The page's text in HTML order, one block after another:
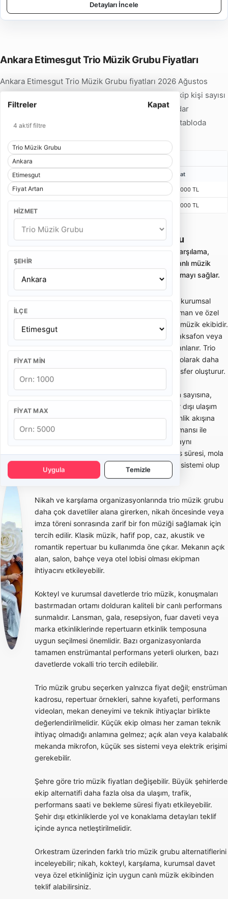
Filtreler Kapat
4 aktif filtre
Trio Müzik Grubu
Ankara
Etimesgut
Fiyat Artan
HIZMET
ŞEHIR
İLÇE
FIYAT MIN
FIYAT MAX
Uygula Temizle
Detayları İncele
Ankara Etimesgut Trio Müzik Grubu Fiyatları
Ankara Etimesgut Trio Müzik Grubu fiyatları 2026 Ağustos
ayında 12.000 TL'den başlamaktadır. Hizmet tipi, ekip kişi sayısı
ve program süresine göre fiyatlar 15.000 TL'ye kadar
çıkabilmektedir. Detaylı fiyat örneklerini aşağıdaki tabloda
Karşılama Trio Müzik Grubu Fiyatları
Kişi Fiyat
2 Kişi 12.000 TL
15.000 TL
Ankara Etimesgut Trio Müzik Grubu
Trio müzik grubu kiralama; nikah, kokteyl, karşılama,
kurumsal davet ve özel etkinliklerde zarif canlı müzik
sunan profesyonel küçük ekipleri karşılaştırmayı sağlar.
Trio müzik grubu; nikah, kokteyl, karşılama, kurumsal
davet, otel etkinliği, restoran programı, lansman ve özel
kutlamalarda zarif canlı müzik sunan küçük müzik ekibidir.
Genellikle keman, çello, piyano, gitar, flüt, saksafon veya
vokal gibi enstrüman kombinasyonlarıyla planlanır. Trio
ekipleri büyük sahne orkestralarından farklı olarak daha
sade, şık ve ortam müziğine uygun bir atmosfer oluşturur.
Trio müzik grubu fiyatları; ekipteki müzisyen sayısına,
performans süresine, repertuar türüne, şehir dışı ulaşım
ihtiyacına, ses sistemi gereksinimine ve etkinlik akışına
göre değişir. Kısa bir nikah karşılama performansı ile
kokteyl boyunca süren canlı müzik hizmeti aynı
kapsamda değildir. Teklif alırken performans süresi, mola
düzeni, istenen müzik türü ve mekanda ses sistemi olup
olmadığı netleştirilmelidir.
Nikah ve karşılama organizasyonlarında trio müzik grubu
daha çok davetliler alana girerken, nikah öncesinde veya
imza töreni sonrasında zarif bir fon müziği sağlamak için
tercih edilir. Klasik müzik, hafif pop, caz, akustik ve
romantik repertuar bu kullanımda öne çıkar. Mekanın açık
alan, salon, bahçe veya otel lobisi olması ekipman
ihtiyacını etkileyebilir.
Kokteyl ve kurumsal davetlerde trio müzik, konuşmaları
bastırmadan ortamı dolduran kaliteli bir canlı performans
sunmalıdır. Lansman, gala, resepsiyon, fuar daveti veya
marka etkinliklerinde repertuarın etkinlik temposuna
uygun seçilmesi önemlidir. Bazı organizasyonlarda
tamamen enstrümantal performans yeterli olurken, bazı
davetlerde vokalli trio tercih edilebilir.
Trio müzik grubu seçerken yalnızca fiyat değil; enstrüman
kadrosu, repertuar örnekleri, sahne kıyafeti, performans
videoları, mekan deneyimi ve teknik ihtiyaçlar birlikte
değerlendirilmelidir. Küçük ekip olması her zaman teknik
ihtiyaç olmadığı anlamına gelmez; açık alan veya kalabalık
mekanda mikrofon, küçük ses sistemi veya elektrik erişimi
gerekebilir.
Şehre göre trio müzik fiyatları değişebilir. Büyük şehirlerde
ekip alternatifi daha fazla olsa da ulaşım, trafik,
performans saati ve bekleme süresi fiyatı etkileyebilir.
Şehir dışı etkinliklerde yol ve konaklama detayları teklif
içinde ayrıca netleştirilmelidir.
Orkestram üzerinden farklı trio müzik grubu alternatiflerini
inceleyebilir; nikah, kokteyl, karşılama, kurumsal davet
veya özel etkinliğiniz için uygun canlı müzik ekibinden
teklif alabilirsiniz.